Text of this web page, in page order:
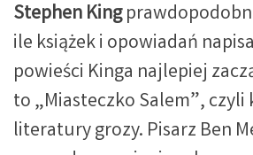
Stephen King
ile książek i opowiadań
powieści Kinga najlepiej
to „Miasteczko Salem”, czyli
literatury grozy. Pisarz Ben